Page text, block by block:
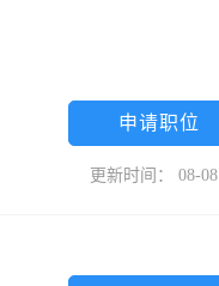
申请职位
更新时间： 08-08